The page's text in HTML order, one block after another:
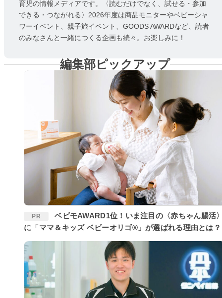
育児の情報メディアです。〈読むだけでなく、試せる・参加
できる・つながれる〉2026年度は商品モニターやベビーシャ
ワーイベント、親子旅イベント、GOODS AWARDなど、読者
のみなさんと一緒につくる企画も続々。お楽しみに！
編集部ピックアップ
PR
ベビモAWARD1位！いま注目の〈赤ちゃん腸活〉
に「ママ＆キッズ ベビーオリゴ®」が選ばれる理由とは？